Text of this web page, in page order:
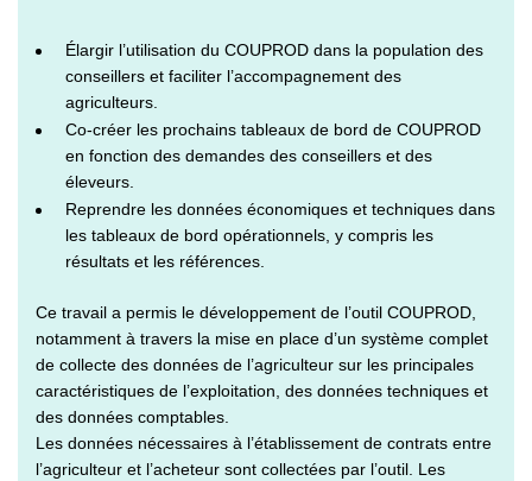
Élargir l’utilisation du COUPROD dans la population des
conseillers et faciliter l’accompagnement des
agriculteurs.
Co-créer les prochains tableaux de bord de COUPROD
en fonction des demandes des conseillers et des
éleveurs.
Reprendre les données économiques et techniques dans
les tableaux de bord opérationnels, y compris les
résultats et les références.
Ce travail a permis le développement de l’outil COUPROD,
notamment à travers la mise en place d’un système complet
de collecte des données de l’agriculteur sur les principales
caractéristiques de l’exploitation, des données techniques et
des données comptables.
Les données nécessaires à l’établissement de contrats entre
l’agriculteur et l’acheteur sont collectées par l’outil. Les